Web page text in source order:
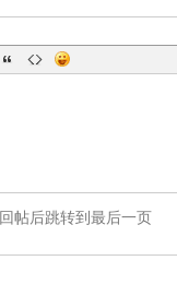
回帖后跳转到最后一页